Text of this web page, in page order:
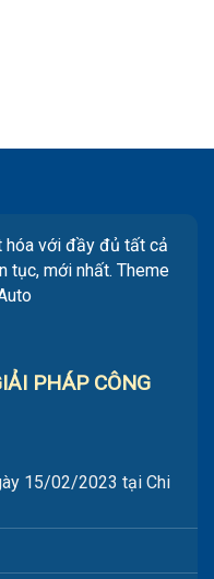
với đầy đủ tất cả
tục, mới nhất. Theme
PHÁP CÔNG
15/02/2023 tại Chi